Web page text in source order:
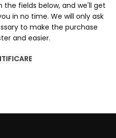
the fields below, and we'll get
in no time. We will only ask
to make the purchase
and easier.